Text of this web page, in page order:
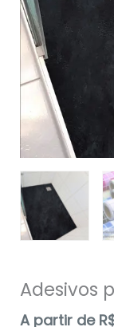
Adesivos
A partir de